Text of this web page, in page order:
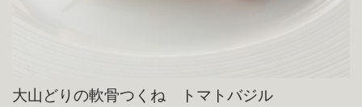
大山どりの軟骨つくね トマトバジル